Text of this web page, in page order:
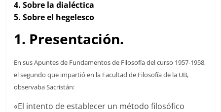
4.Sobre la dialéctica
5. Sobre el hegelesco
1. Presentación.
En sus Apuntes de Fundamentos de Filosofía del curso 1957-1958,
el segundo que impartió en la Facultad de Filosofía de la UB,
observaba Sacristán:
«El intento de establecer un método filosófico